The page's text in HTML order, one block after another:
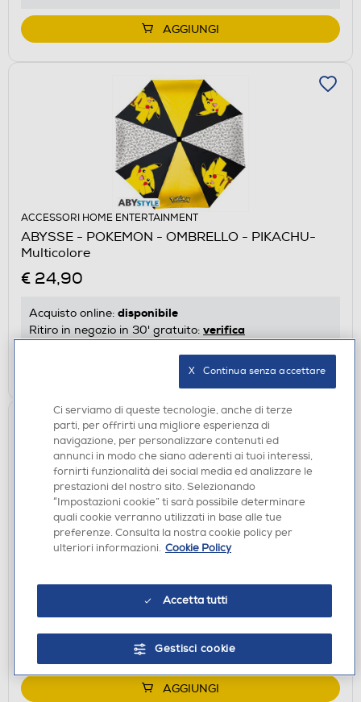
AGGIUNGI
ACCESSORI HOME ENTERTAINMENT
ABYSSE - POKEMON - OMBRELLO - PIKACHU-
Multicolore
€ 24,90
Acquisto online: disponibile
Ritiro in negozio in 30' gratuito: verifica
AGGIUNGI
ACCESSORI HOME ENTERTAINMENT
Acquisto online:disponibile
Ritiro in negozio in 30' gratuito:verifica
AGGIUNGI
Ci serviamo di queste tecnologie, anche di terze
parti, per offrirti una migliore esperienza di
navigazione, per personalizzare contenuti ed
annunci in modo che siano aderenti ai tuoi interessi,
fornirti funzionalità dei social media ed analizzare le
prestazioni del nostro sito. Selezionando
“Impostazioni cookie” ti sarà possibile determinare
quali cookie verranno utilizzati in base alle tue
preferenze. Consulta la nostra cookie policy per
ulteriori informazioni. Cookie Policy
Accetta tutti
Gestisci cookie
X   Continua senza accettare